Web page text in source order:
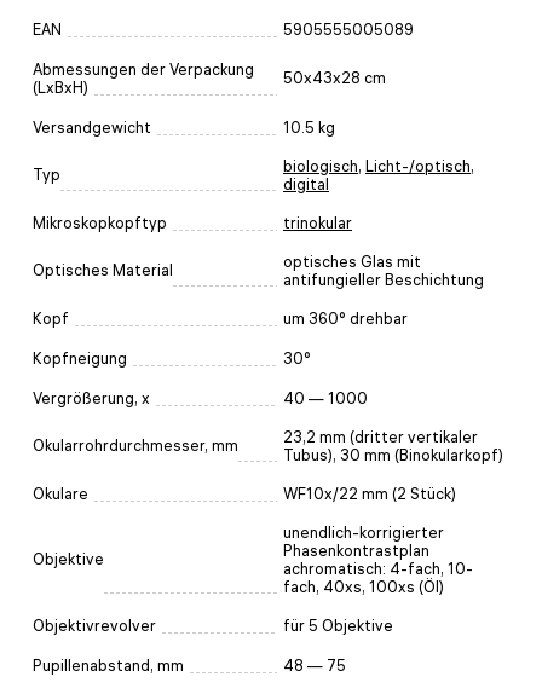
EAN 5905555005089
Abmessungen der Verpackung
(LxBxH)
50x43x28 cm
Versandgewicht 10.5 kg
Typ biologisch, Licht-/optisch,
digital
Mikroskopkopftyp trinokular
Optisches Material
optisches Glas mit
antifungieller Beschichtung
Kopf um 360° drehbar
Kopfneigung 30°
Vergrößerung, x 40 — 1000
Okularrohrdurchmesser, mm
23,2 mm (dritter vertikaler
Tubus), 30 mm (Binokularkopf)
Okulare WF10x/22 mm (2 Stück)
Objektive
unendlich-korrigierter
Phasenkontrastplan
achromatisch: 4-fach, 10-
fach, 40xs, 100xs (Öl)
Objektivrevolver für 5 Objektive
Pupillenabstand, mm 48 — 75